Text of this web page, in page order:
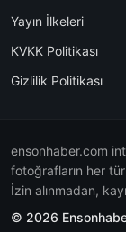
Yayın İlkeleri
KVKK Politikası
Gizlilik Politikası
ensonhaber.com
fotoğrafların her
İzin alınmadan,
© 2026